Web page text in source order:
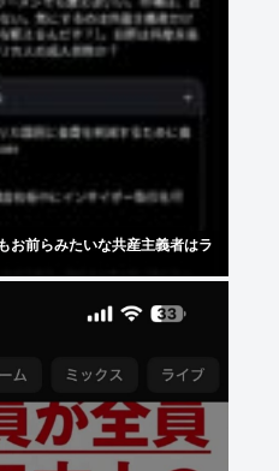
お前らみたいな共産主義者はラ